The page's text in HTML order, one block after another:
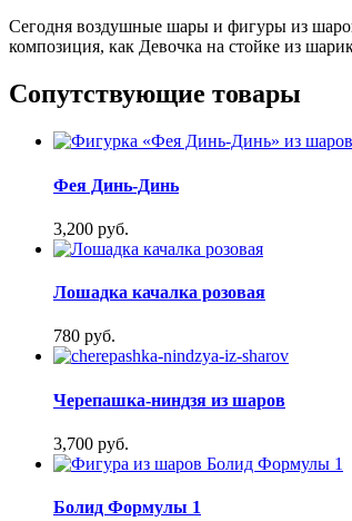
Сегодня воздушные шары и фигуры из
композиция, как Девочка на стойке из
Сопутствующие товары
Фея Динь-Динь
3,200 руб.
Лошадка качалка розовая
780 руб.
Черепашка-ниндзя из шаров
3,700 руб.
Болид Формулы 1